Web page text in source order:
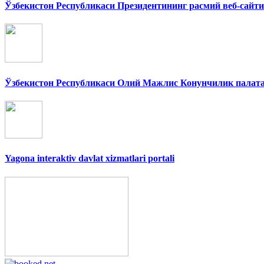
Ўзбекистон Республикаси Президентининг расмий веб-сайти
Ўзбекистон Республикаси Олий Мажлис Конунчилик
Yagona interaktiv davlat xizmatlari portali